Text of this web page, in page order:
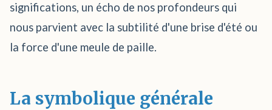
significations, un écho de nos profondeurs qui
nous parvient avec la subtilité d'une brise d'été ou
la force d'une meule de paille.
La symbolique générale